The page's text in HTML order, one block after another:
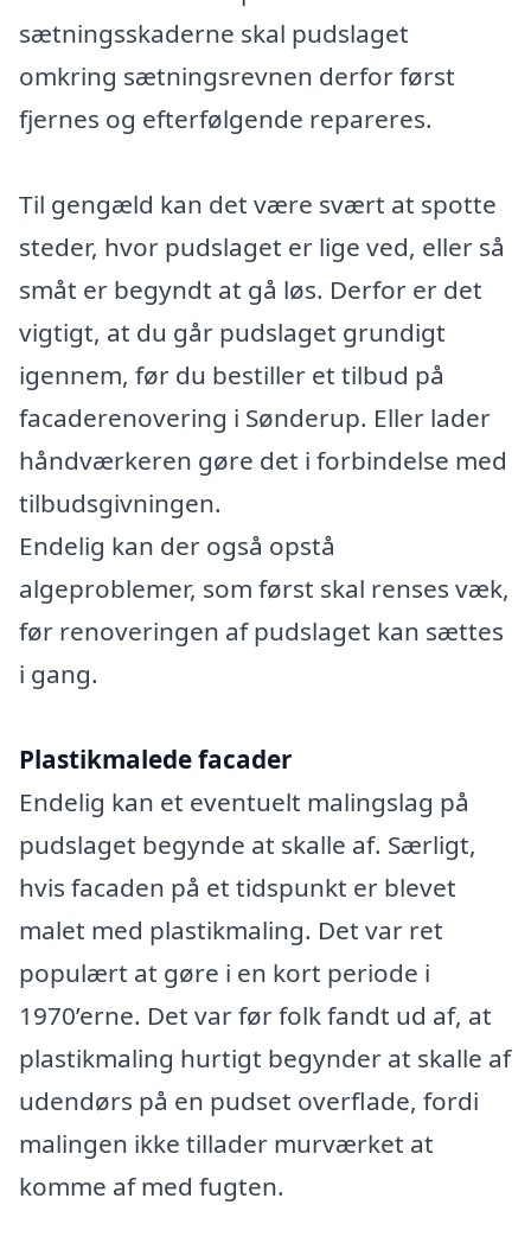
sætningsskaderne skal pudslaget
omkring sætningsrevnen derfor først
fjernes og efterfølgende repareres.
Til gengæld kan det være svært at spotte
steder, hvor pudslaget er lige ved, eller så
småt er begyndt at gå løs. Derfor er det
vigtigt, at du går pudslaget grundigt
igennem, før du bestiller et tilbud på
facaderenovering i Sønderup. Eller lader
håndværkeren gøre det i forbindelse med
tilbudsgivningen.
Endelig kan der også opstå
algeproblemer, som først skal renses væk,
før renoveringen af pudslaget kan sættes
i gang.
Plastikmalede facader
Endelig kan et eventuelt malingslag på
pudslaget begynde at skalle af. Særligt,
hvis facaden på et tidspunkt er blevet
malet med plastikmaling. Det var ret
populært at gøre i en kort periode i
1970’erne. Det var før folk fandt ud af, at
plastikmaling hurtigt begynder at skalle af
udendørs på en pudset overflade, fordi
malingen ikke tillader murværket at
komme af med fugten.